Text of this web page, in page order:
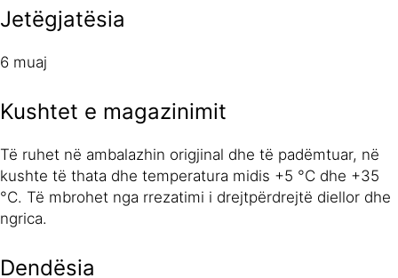
Jetëgjatësia
6 muaj
Kushtet e magazinimit
Të ruhet në ambalazhin origjinal dhe të padëmtuar, në
kushte të thata dhe temperatura midis +5 °C dhe +35
°C. Të mbrohet nga rrezatimi i drejtpërdrejtë diellor dhe
ngrica.
Dendësia